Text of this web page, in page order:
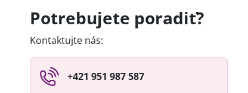
Potrebujete poradiť?
Kontaktujte nás:
+421 951 987 587